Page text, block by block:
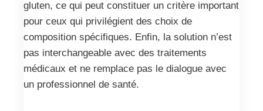
gluten, ce qui peut constituer un critère important
pour ceux qui privilégient des choix de
composition spécifiques. Enfin, la solution n’est
pas interchangeable avec des traitements
médicaux et ne remplace pas le dialogue avec
un professionnel de santé.